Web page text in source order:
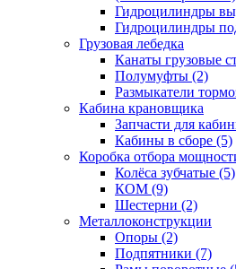
Гидроцилиндры
Гидроцилиндры
Грузовая лебедка
Канаты грузовые
Полумуфты (2)
Размыкатели
Кабина крановщика
Запчасти для
Кабины в сборе (5)
Коробка отбора
Колёса зубчатые (5)
КОМ (9)
Шестерни (2)
Металлоконструкции
Опоры (2)
Подпятники (7)